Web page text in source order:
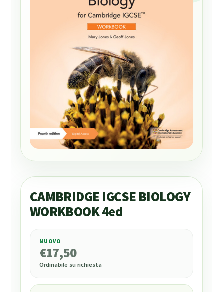
CAMBRIDGE IGCSE BIOLOGY
WORKBOOK 4ed
17,50
NUOVO
€17,50
Ordinabile su richiesta